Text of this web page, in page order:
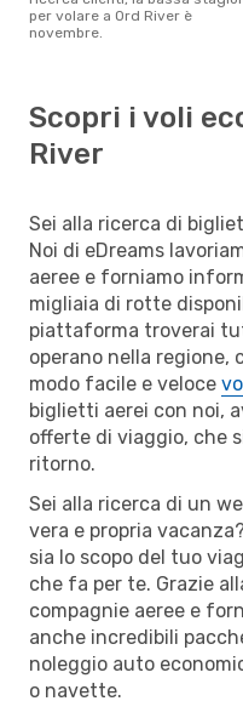
per volare a Ord River è
novembre.
Scopri i voli
River
Sei alla ricerca di
Noi di eDreams
aeree e forniamo
migliaia di rotte
piattaforma troverai
operano nella regione,
modo facile e veloce
biglietti aerei con noi,
offerte di viaggio, che
ritorno.
Sei alla ricerca di un
vera e propria
sia lo scopo del tuo
che fa per te. Grazie
compagnie aeree e
anche incredibili
noleggio auto
o navette.